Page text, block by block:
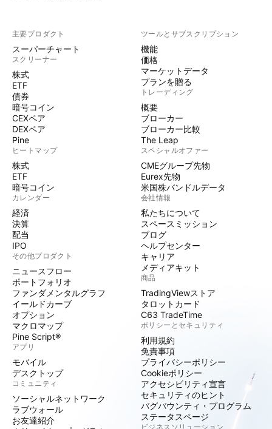
主要プロダクト
スーパーチャート
スクリーナー
株式
ETF
債券
暗号コイン
CEXペア
DEXペア
Pine
ヒートマップ
株式
ETF
暗号コイン
カレンダー
経済
決算
配当
IPO
その他プロダクト
ニュースフロー
ポートフォリオ
ファンダメンタルグラフ
イールドカーブ
オプション
マクロマップ
Pine Script®
アプリ
モバイル
デスクトップ
コミュニティ
ソーシャルネットワーク
ラブウォール
お友達紹介
ツールとサブスクリプション
機能
価格
マーケットデータ
プランを贈る
トレーディング
概要
ブローカー
ブローカー比較
The Leap
スペシャルオファー
CMEグループ先物
Eurex先物
米国株バンドルデータ
会社情報
私たちについて
スペースミッション
ブログ
ヘルプセンター
キャリア
メディアキット
商品
TradingViewストア
タロットカード
C63 TradeTime
ポリシーとセキュリティ
利用規約
免責事項
プライバシーポリシー
Cookieポリシー
アクセシビリティ宣言
セキュリティのヒント
バグバウンティ・プログラム
ステータスページ
ビジネスソリューション